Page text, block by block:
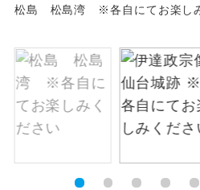
松島 松島湾 ※各自にてお楽し
絶景 絶景スポッ
温泉地にも
ご宿泊ホテ
す。